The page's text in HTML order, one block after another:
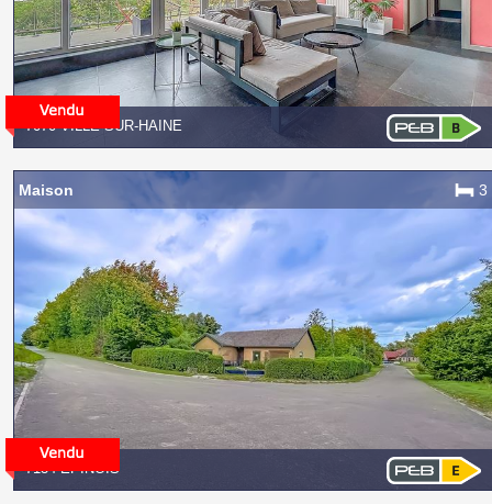
7070 VILLE-SUR-HAINE
7134 EPINOIS
Maison 3